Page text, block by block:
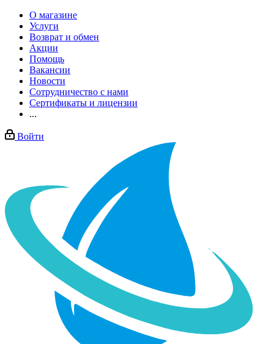
О магазине
Услуги
Возврат и обмен
Акции
Помощь
Вакансии
Новости
Сотрудничество с нами
Сертификаты и лицензии
...
Войти